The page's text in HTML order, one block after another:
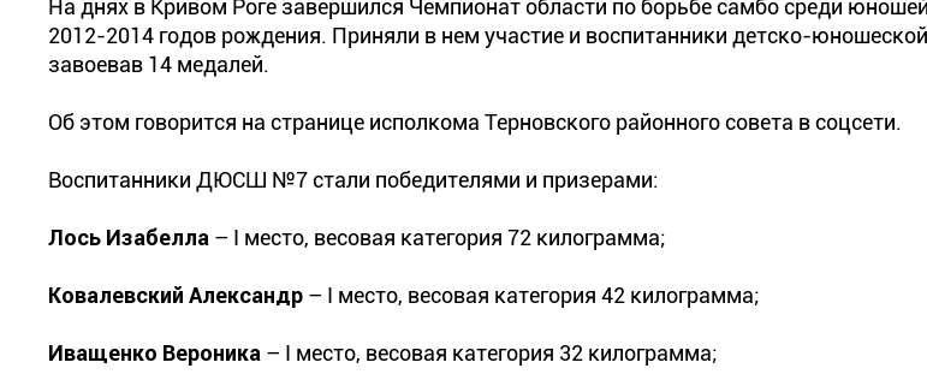
На днях в Кривом Роге завершился Чемпионат области по борьбе самбо среди
2012-2014 годов рождения. Приняли в нем участие и воспитанники детско-
завоевав 14 медалей.
Об этом говорится на странице исполкома Терновского районного совета в соцсети.
Воспитанники ДЮСШ №7 стали победителями и призерами:
Лось Изабелла – I место, весовая категория 72 килограмма;
Ковалевский Александр – I место, весовая категория 42 килограмма;
Иващенко Вероника – I место, весовая категория 32 килограмма;